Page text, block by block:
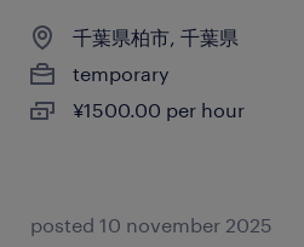
千葉県柏市, 千葉県
temporary
¥1500.00 per hour
posted 10 november 2025